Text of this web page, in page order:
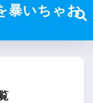
暴いちゃお